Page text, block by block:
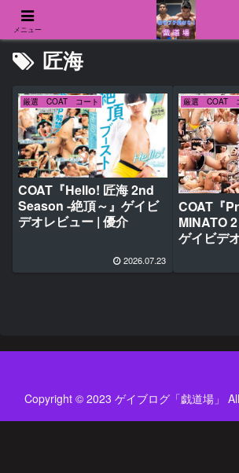
匠海
厳選 COAT コート
COAT『Hello! 匠海 2nd
Season -絶頂～』ゲイビ
デオレビュー | 優介
2026.07.23
厳選 COAT
COAT『
MINATO
ゲイビデ
Copyright © 2023 ゲイブログ「戯道場」
メニュー